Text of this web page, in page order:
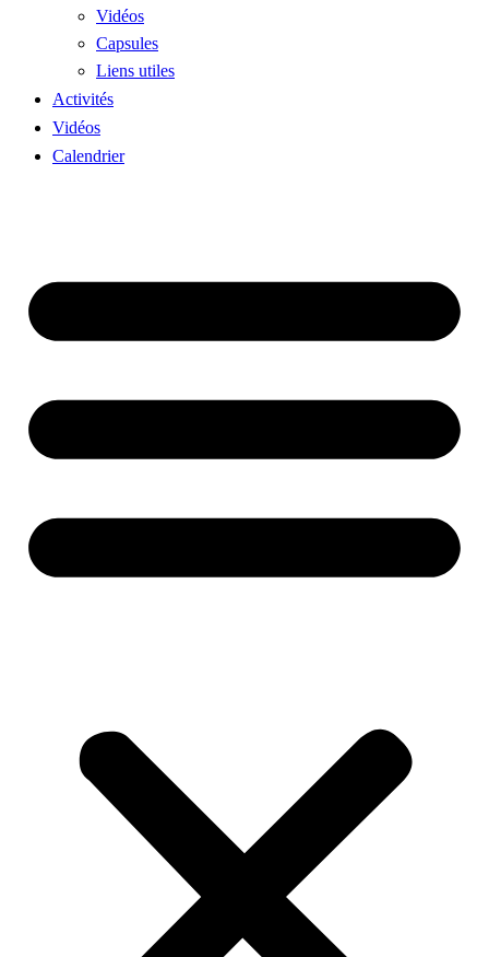
Vidéos
Capsules
Liens utiles
Activités
Vidéos
Calendrier